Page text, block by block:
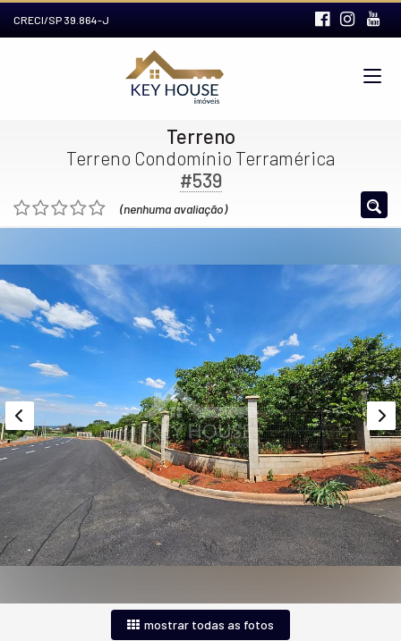
CRECI/SP 39.864-J
Terreno
Terreno Condomínio Terramérica
#539
(nenhuma avaliação)
mostrar todas as fotos